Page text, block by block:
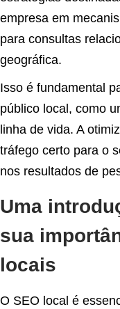
empresa em
para consultas
geográfica.
Isso é fundamental
público local, como
linha de vida. A
tráfego certo para o
nos resultados de
Uma
sua
locais
O SEO local é